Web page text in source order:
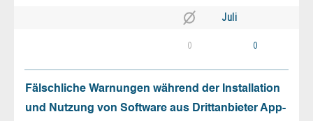
Juli
0 0
Fälschliche Warnungen während der Installation
und Nutzung von Software aus Drittanbieter App-